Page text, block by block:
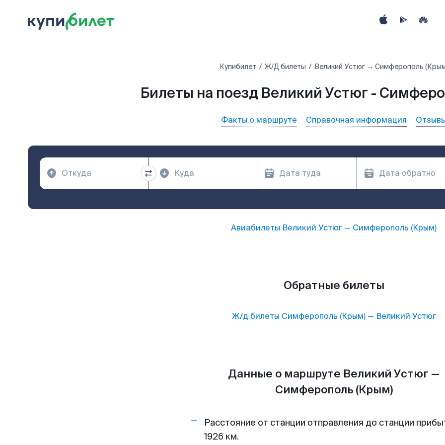
Купибилет Ж/Д билеты Великий Устюг → Симферополь
Билеты на поезд Великий Устюг -
Факты о маршруте Справочная информация
Авиабилеты Великий Устюг — Симферополь (Крым)
Обратные билеты
Ж/д билеты Симферополь (Крым)— Великий Устюг
Данные о маршруте Великий Устюг —
Симферополь (Крым)
Расстояние от станции отправления до станции
1926 км.